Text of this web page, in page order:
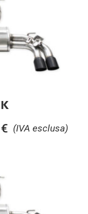
(IVA esclusa)
€